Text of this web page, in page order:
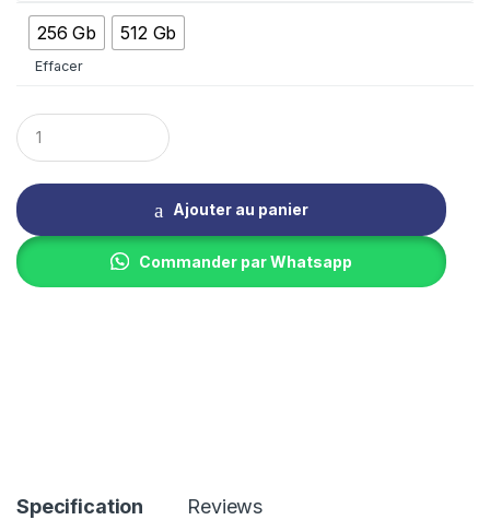
256 Gb 512 Gb
Effacer
Q
u
a
t
i
y
Ajouter au panier
Commander par Whatsapp
Specification Reviews